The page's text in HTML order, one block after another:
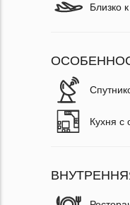
Близко
Кухня с